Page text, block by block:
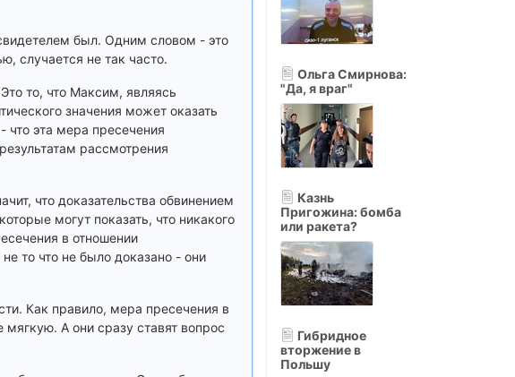
был. Одним словом - это
случается не так часто.
то, что Максим, являясь
значения может оказать
что эта мера пресечения
рассмотрения
что доказательства обвинением
могут показать, что никакого
в отношении
то что не было доказано - они
Как правило, мера пресечения в
А они сразу ставят вопрос
Ольга Смирнова:
"Да, я враг"
Казнь
Пригожина: бомба
или ракета?
Гибридное
вторжение в
Польшу